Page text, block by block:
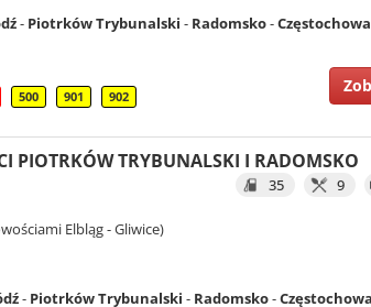
- Piotrków Trybunalski - Radomsko-Częstochowa
500 901 902
PIOTRKÓW TRYBUNALSKI I RADOMSKO
35 9
Elbląg - Gliwice)
- Piotrków Trybunalski - Radomsko-Częstochowa